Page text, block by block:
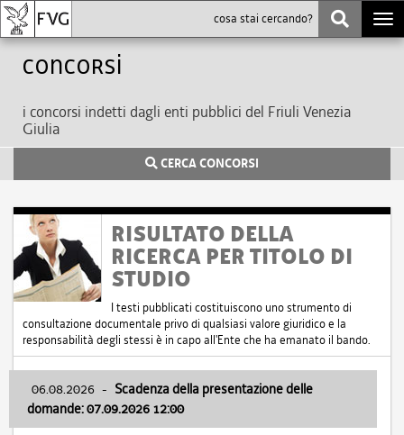
Concorsi
i concorsi indetti dagli enti pubblici del Friuli Venezia
Giulia
CERCA CONCORSI
RISULTATO DELLA
RICERCA PER TITOLO DI
STUDIO
I testi pubblicati costituiscono uno strumento di
consultazione documentale privo di qualsiasi valore giuridico e la
responsabilità degli stessi è in capo all'Ente che ha emanato il bando.
06.08.2026 - Scadenza della presentazione delle
domande: 07.09.2026 12:00